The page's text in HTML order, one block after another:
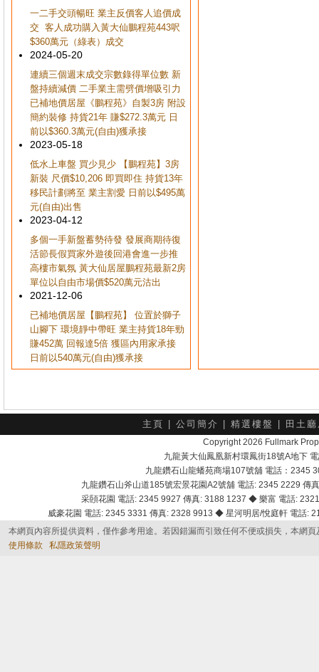
一二手交頭暢旺 業主反價客人追價成
交 客人成功購入黃大仙鵬程苑443呎
$360萬元（綠表）成交
2024-05-20
連續三個週末成交宗數錄得單位數 新
盤持續減價 二手業主需劈價增吸引力
已補地價居屋《鵬程苑》自製3房 附設
簡約裝修 持貨21年 賺$272.3萬元 日
前以$360.3萬元(自由)獲承接
2023-05-18
低水上車盤 買少見少 【鵬程苑】3房
新裝 尺價$10,206 即買即住 持貨13年
移民計劃將至 業主割愛 日前以$495萬
元(自由)出售
2023-04-12
多個一手新盤蓄勢待發 發展商期待復
活節長假買家外遊後回港會進一步推
高樓市氣氛 黃大仙居屋鵬程苑最新2房
單位以自由市場價$520萬元沽出
2021-12-06
已補地價居屋【鵬程苑】 位置於獅子
山腳下 環境靜中帶旺 業主持貨18年勁
賺452萬 回報達5倍 獲區內用家承接
日前以540萬元(自由)獲承接
主頁 公司簡介 精選樓盤 田土
Copyright 2026 Fullmark
九龍黃大仙鳳凰新村環鳳街18號A地下
九龍鑽石山龍蟠苑商場107號舖 電話：2345
九龍鑽石山斧山道185號宏景花園A2號舖 電話: 2345 2229
采頣花園 電話: 2345 9927 傳真: 3188 1237 ◆ 樂富 電話:
威豪花園 電話: 2345 3331 傳真: 2328 9913 ◆ 星河明居/悅庭軒 電話
本網頁內容所提供資料，僅作參考用途。若因錯漏而引致任何不便或損失，本網
使用條款
私隱政策聲明